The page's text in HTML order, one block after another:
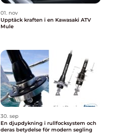
01. nov
Upptäck kraften i en Kawasaki ATV
Mule
30. sep
En djupdykning i rullfocksystem och
deras betydelse för modern segling